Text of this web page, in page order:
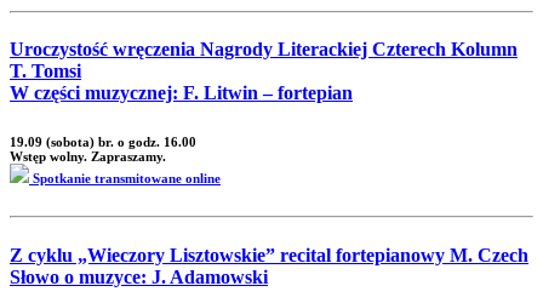
Uroczystość wręczenia Nagrody Literackiej Czterech Kolumn
T. Tomsi
W części muzycznej: F. Litwin – fortepian
19.09 (sobota) br. o godz. 16.00
Wstęp wolny. Zapraszamy.
Spotkanie transmitowane online
Z cyklu „Wieczory Lisztowskie” recital fortepianowy M. Czech
Słowo o muzyce: J. Adamowski